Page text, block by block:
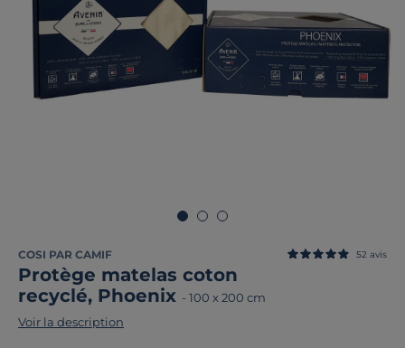
COSI PAR CAMIF
Protège matelas coton
recyclé, Phoenix - 100 x 200 cm
52 avis
Voir la description